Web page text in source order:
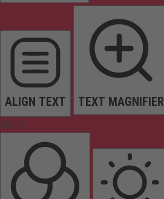
ALIGN TEXT TEXT MAGNIFIER
Colors